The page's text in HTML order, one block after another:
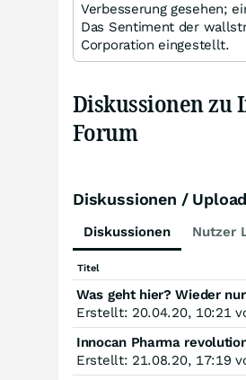
Verbesserung gesehen;
Das Sentiment der
Corporation eingestellt.
Diskussionen zu
Forum
Diskussionen /
Diskussionen Nutzer
Titel
Was geht hier? Wieder
Erstellt: 20.04.20, 10:21
Innocan Pharma
Erstellt: 21.08.20, 17:19